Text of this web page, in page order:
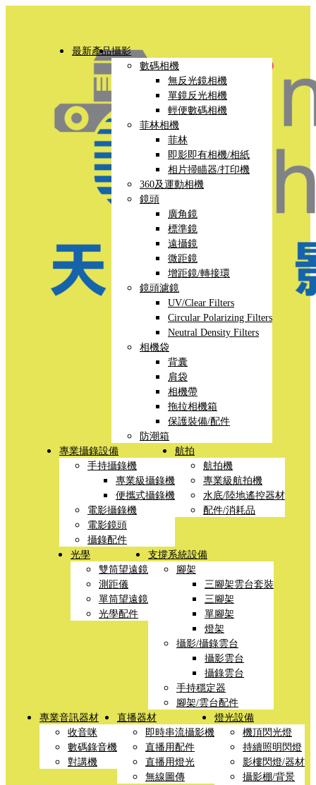
最新產品攝影
數碼相機
無反光鏡相機
單鏡反光相機
輕便數碼相機
菲林相機
菲林
即影即有相機/相紙
相片掃瞄器/打印機
360及運動相機
鏡頭
廣角鏡
標準鏡
遠攝鏡
微距鏡
增距鏡/轉接環
鏡頭濾鏡
UV/Clear Filters
Circular Polarizing Filters
Neutral Density Filters
相機袋
背囊
肩袋
相機帶
拖拉相機箱
保護裝備/配件
防潮箱
專業攝錄設備
手持攝錄機
專業級攝錄機
便攜式攝錄機
電影攝錄機
電影鏡頭
攝錄配件
航拍
航拍機
專業級航拍機
水底/陸地遙控器材
配件/消耗品
光學
雙筒望遠鏡
測距儀
單筒望遠鏡
光學配件
支撐系統設備
腳架
三腳架雲台套裝
三腳架
單腳架
燈架
攝影/攝錄雲台
攝影雲台
攝錄雲台
手持穩定器
腳架/雲台配件
專業音訊器材
收音咪
數碼錄音機
對講機
直播器材
即時串流攝影機
直播用配件
直播用燈光
無線圖傳
燈光設備
機頂閃光燈
持續照明閃燈
影樓閃燈/器材
攝影棚/背景